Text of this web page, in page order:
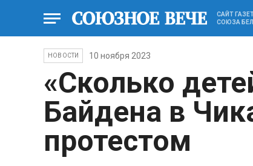
САЙТ
СОЮЗА
НОВОСТИ 10 ноября 2023
«Сколько
Байдена в
протестом